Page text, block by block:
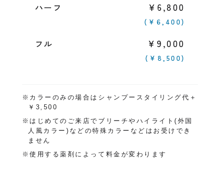
ハーフ ￥6,800
(￥6,400)
フル ￥9,000
(￥8,500)
※カラーのみの場合はシャンプースタイリング代＋
￥3,500
※はじめてのご来店でブリーチやハイライト(外国
人風カラー)などの特殊カラーなどはお受けでき
ません
※使用する薬剤によって料金が変わります